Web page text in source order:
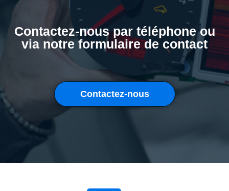
Contactez-nous par téléphone ou
via notre formulaire de contact
Contactez-nous